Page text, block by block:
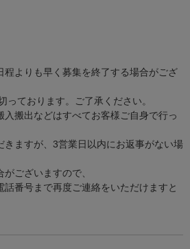
よりも早く募集を終了する場合がござ
ております。ご了承ください。
搬出などはすべてお客様ご自身で行っ
ますが、3営業日以内にお返事がない場
ございますので、
話番号まで再度ご連絡をいただけますと